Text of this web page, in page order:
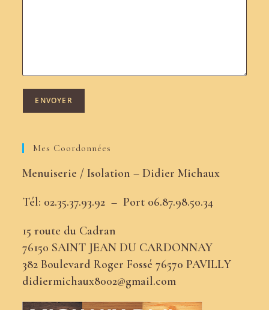
Mes Coordonnées
Menuiserie / Isolation – Didier Michaux
Tél: 02.35.37.93.92 – Port 06.87.98.50.34
15 route du Cadran
76150 SAINT JEAN DU CARDONNAY
382 Boulevard Roger Fossé 76570 PAVILLY
didiermichaux8002@gmail.com